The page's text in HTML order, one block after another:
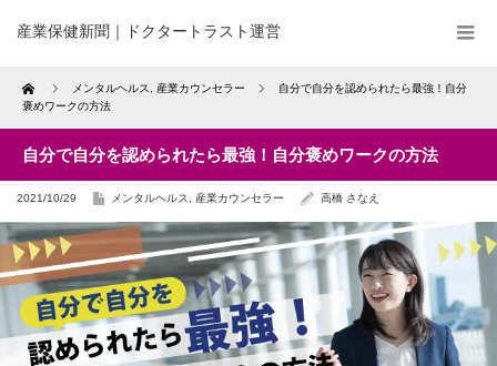
産業保健新聞｜ドクタートラスト運営
Home メンタルヘルス 産業カウンセラー
自分で自分を認められたら最強！自分
褒めワークの方法
自分で自分を認められたら最強！自分褒めワークの方法
2021/10/29 メンタルヘルス 産業カウンセラー 高橋 さなえ